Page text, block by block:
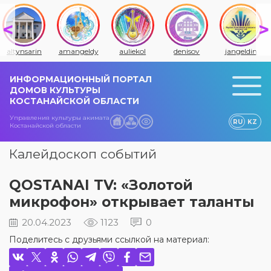
altynsarin amangeldy auliekol denisov jangeldin
ИНФОРМАЦИОННЫЙ ПОРТАЛ
ДОМОВ КУЛЬТУРЫ
КОСТАНАЙСКОЙ ОБЛАСТИ
Управления культуры акимата
Костанайской области
RU KZ
Калейдоскоп событий
QOSTANAI TV: «Золотой
микрофон» открывает таланты
20.04.2023 1123 0
Поделитесь с друзьями ссылкой на материал: